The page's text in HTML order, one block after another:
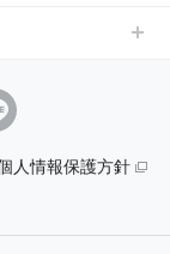
人情報保護方針